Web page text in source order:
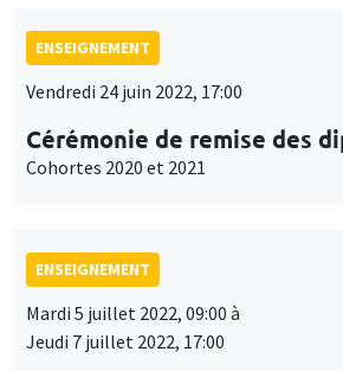
ENSEIGNEMENT
Vendredi 24 juin 2022, 17:00
Cérémonie de remise des
Cohortes 2020 et 2021
ENSEIGNEMENT
Mardi 5 juillet 2022, 09:00 à
Jeudi 7 juillet 2022, 17:00